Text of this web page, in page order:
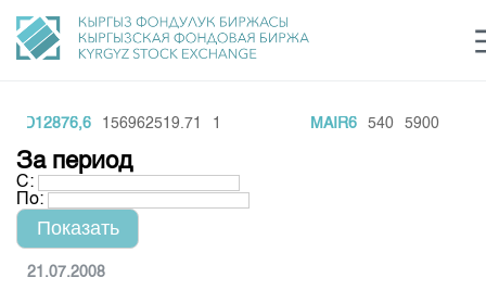
Финансовый рынок KG
О нас
Общая информация
Направления
156962519.71 1 MAIR6 540 5900
За период
С:
По:
21.07.2008